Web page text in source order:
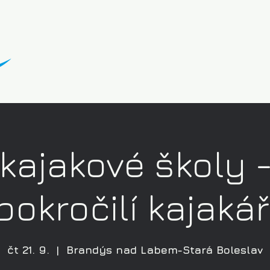
školy
čt 21. 9.
  |
Brandýs nad Labem-Stará Boleslav